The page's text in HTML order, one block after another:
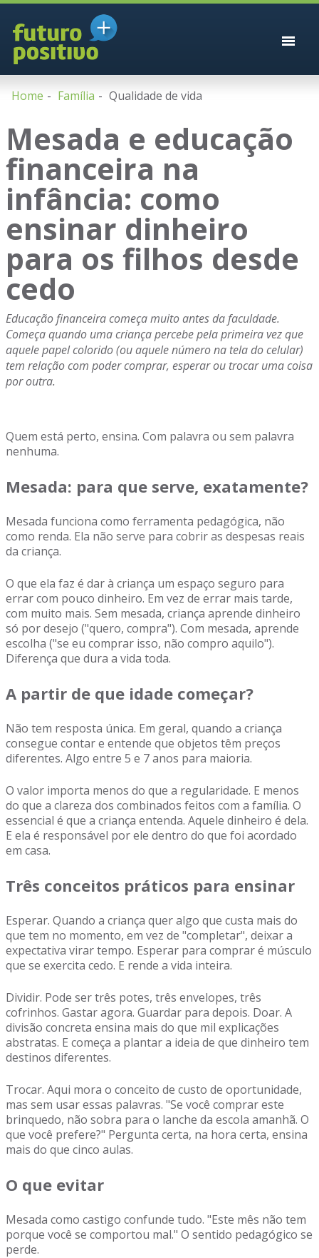
Home Família Qualidade de vida
Mesada e educação
financeira na
infância: como
ensinar dinheiro
para os filhos desde
cedo
Educação financeira começa muito antes da faculdade.
Começa quando uma criança percebe pela primeira vez que
aquele papel colorido (ou aquele número na tela do celular)
tem relação com poder comprar, esperar ou trocar uma coisa
por outra.
Quem está perto, ensina. Com palavra ou sem palavra
nenhuma.
Mesada: para que serve, exatamente?
Mesada funciona como ferramenta pedagógica, não
como renda. Ela não serve para cobrir as despesas reais
da criança.
O que ela faz é dar à criança um espaço seguro para
errar com pouco dinheiro. Em vez de errar mais tarde,
com muito mais. Sem mesada, criança aprende dinheiro
só por desejo ("quero, compra"). Com mesada, aprende
escolha ("se eu comprar isso, não compro aquilo").
Diferença que dura a vida toda.
A partir de que idade começar?
Não tem resposta única. Em geral, quando a criança
consegue contar e entende que objetos têm preços
diferentes. Algo entre 5 e 7 anos para maioria.
O valor importa menos do que a regularidade. E menos
do que a clareza dos combinados feitos com a família. O
essencial é que a criança entenda. Aquele dinheiro é dela.
E ela é responsável por ele dentro do que foi acordado
em casa.
Três conceitos práticos para ensinar
Esperar. Quando a criança quer algo que custa mais do
que tem no momento, em vez de "completar", deixar a
expectativa virar tempo. Esperar para comprar é músculo
que se exercita cedo. E rende a vida inteira.
Dividir. Pode ser três potes, três envelopes, três
cofrinhos. Gastar agora. Guardar para depois. Doar. A
divisão concreta ensina mais do que mil explicações
abstratas. E começa a plantar a ideia de que dinheiro tem
destinos diferentes.
Trocar. Aqui mora o conceito de custo de oportunidade,
mas sem usar essas palavras. "Se você comprar este
brinquedo, não sobra para o lanche da escola amanhã. O
que você prefere?" Pergunta certa, na hora certa, ensina
mais do que cinco aulas.
O que evitar
Mesada como castigo confunde tudo. "Este mês não tem
porque você se comportou mal." O sentido pedagógico se
perde.